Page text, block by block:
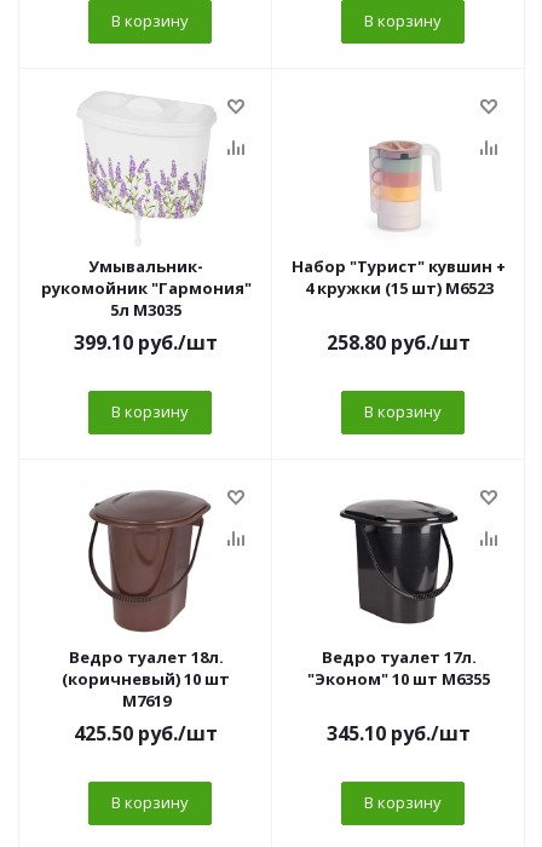
В корзину В корзину
Умывальник-
рукомойник "Гармония"
5л М3035
399.10 руб./шт
В корзину
Набор "Турист" кувшин +
4 кружки (15 шт) М6523
258.80 руб./шт
В корзину
Ведро туалет 18л.
(коричневый) 10 шт
М7619
425.50 руб./шт
В корзину
Ведро туалет 17л.
"Эконом" 10 шт М6355
345.10 руб./шт
В корзину